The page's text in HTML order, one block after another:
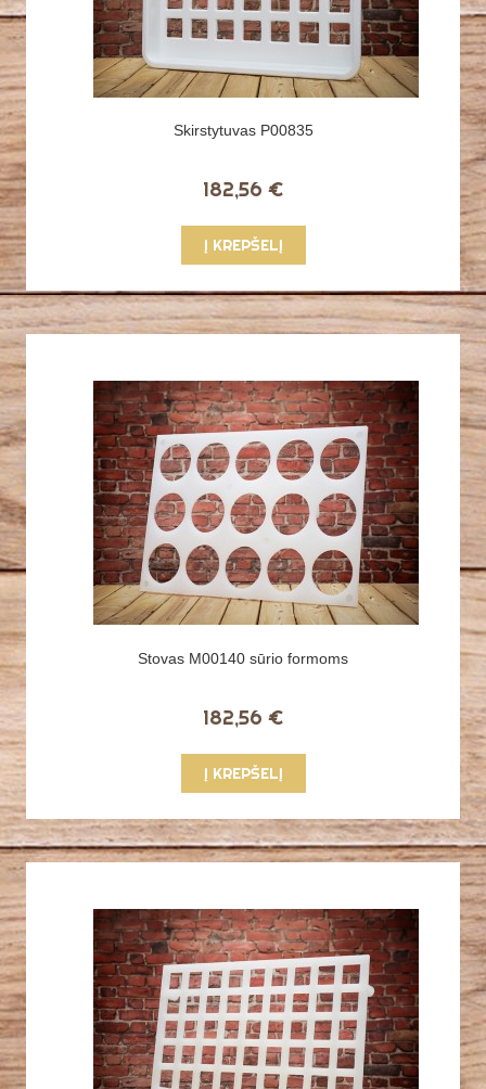
Skirstytuvas P00835
182,56 €
Į KREPŠELĮ
Stovas M00140 sūrio formoms
182,56 €
Į KREPŠELĮ